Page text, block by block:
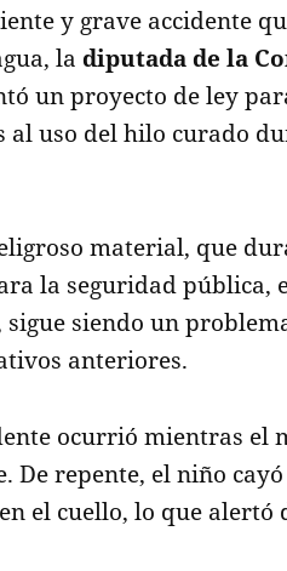
y grave accidente
ladiputada de la
un proyecto de ley
al uso del hilo curado
material, que
la seguridad pública,
sigue siendo un
anteriores.
ocurrió mientras el
De repente, el niño
el cuello, lo que alertó